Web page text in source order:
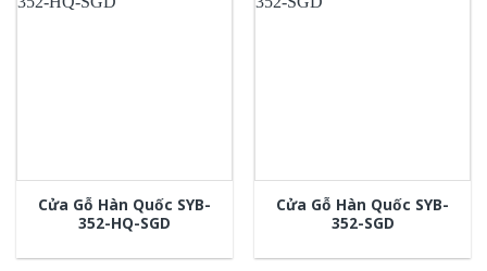
Cửa Gỗ Hàn Quốc SYB-
352-HQ-SGD
Cửa Gỗ Hàn Quốc SYB-
352-SGD